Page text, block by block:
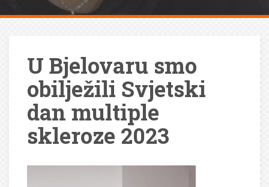
U Bjelovaru smo
obilježili Svjetski
dan multiple
skleroze 2023